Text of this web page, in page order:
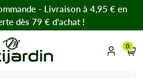
- Livraison à 4,95 € en
dès 79 € d’achat !
0